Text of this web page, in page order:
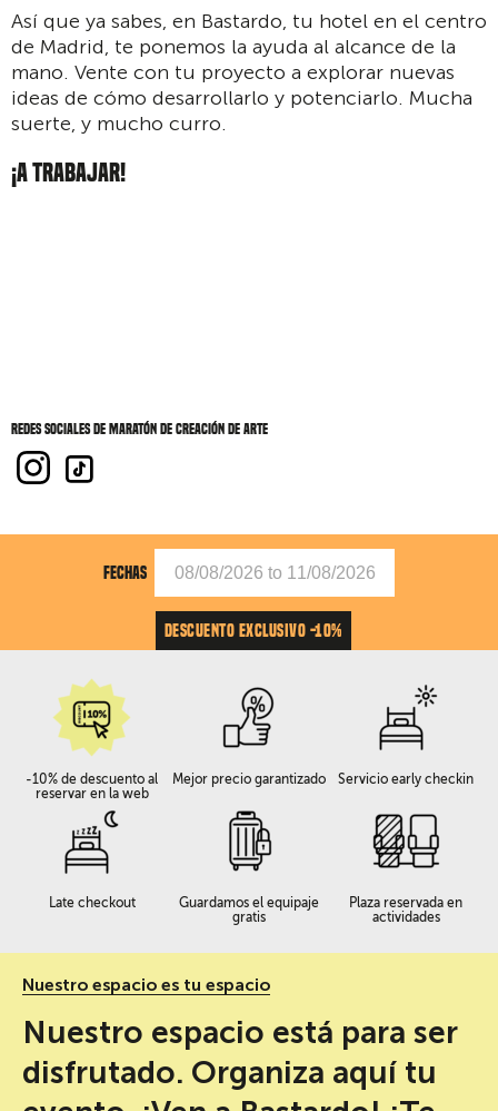
Así que ya sabes, en Bastardo, tu hotel en el centro
de Madrid, te ponemos la ayuda al alcance de la
mano. Vente con tu proyecto a explorar nuevas
ideas de cómo desarrollarlo y potenciarlo. Mucha
suerte, y mucho curro.
¡A TRABAJAR!
Redes sociales de Maratón de creación de arte
FECHAS
DESCUENTO EXCLUSIVO -10%
-10% de descuento al
reservar en la web
Mejor precio garantizado Servicio early checkin
Late checkout
Guardamos el equipaje
gratis
Plaza reservada en
actividades
Nuestro espacio es tu espacio
Nuestro espacio está para ser
disfrutado. Organiza aquí tu